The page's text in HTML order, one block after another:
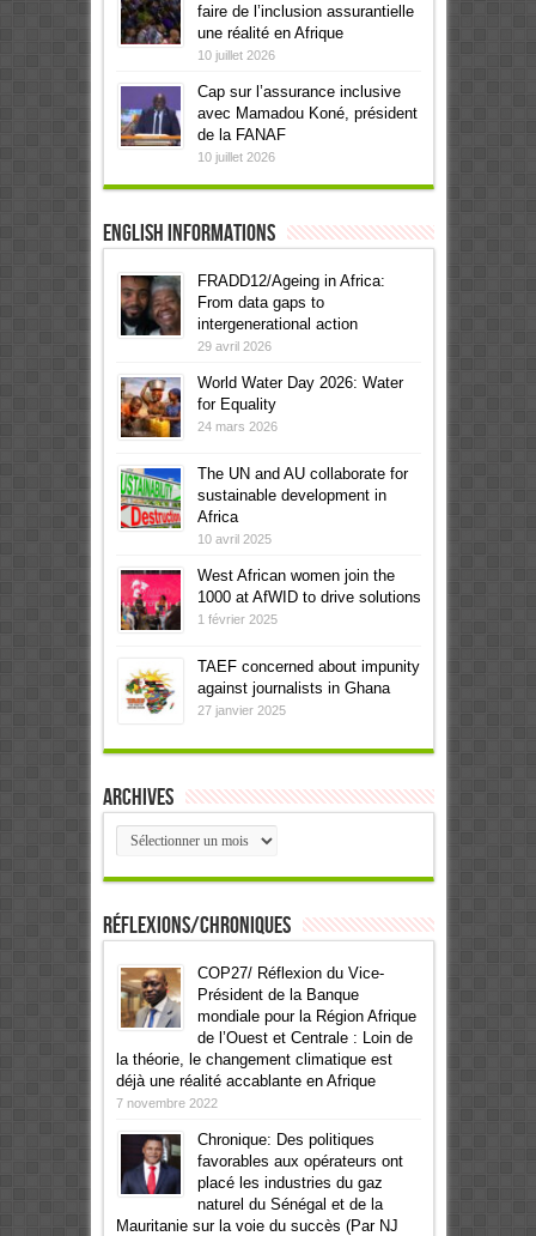
faire de l’inclusion assurantielle
une réalité en Afrique
10 juillet 2026
Cap sur l’assurance inclusive
avec Mamadou Koné, président
de la FANAF
10 juillet 2026
English informations
FRADD12/Ageing in Africa:
From data gaps to
intergenerational action
29 avril 2026
World Water Day 2026: Water
for Equality
24 mars 2026
The UN and AU collaborate for
sustainable development in
Africa
10 avril 2025
West African women join the
1000 at AfWID to drive solutions
1 février 2025
TAEF concerned about impunity
against journalists in Ghana
27 janvier 2025
Archives
Archives
Réflexions/Chroniques
COP27/ Réflexion du Vice-
Président de la Banque
mondiale pour la Région Afrique
de l’Ouest et Centrale : Loin de
la théorie, le changement climatique est
déjà une réalité accablante en Afrique
7 novembre 2022
Chronique: Des politiques
favorables aux opérateurs ont
placé les industries du gaz
naturel du Sénégal et de la
Mauritanie sur la voie du succès (Par NJ